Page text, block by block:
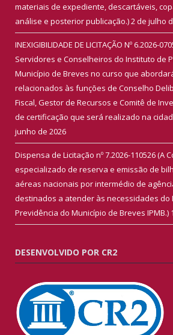
materiais de expediente, descartáveis,
análise e posterior publicação.)2 de julho
INEXIGIBILIDADE DE LICITAÇÃO Nº 6.2026-
Servidores e Conselheiros do Instituto de
Município de Breves no curso que
relacionados às funções de Conselho
Fiscal, Gestor de Recursos e Comitê de
de certificação que será realizado na
junho de 2026
Dispensa de Licitação nº 7.2026-110526 (A
especializado de reserva e emissão de
aéreas nacionais por intermédio de
destinados a atender às necessidades do
Previdência do Município de Breves IPMB.)
DESENVOLVIDO POR CR2